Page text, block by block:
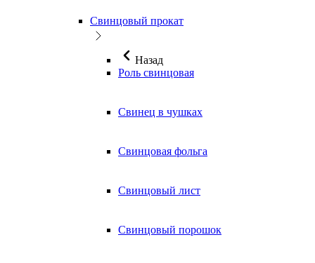
Свинцовый прокат
Назад
Роль свинцовая
Свинец в чушках
Свинцовая фольга
Свинцовый лист
Свинцовый порошок